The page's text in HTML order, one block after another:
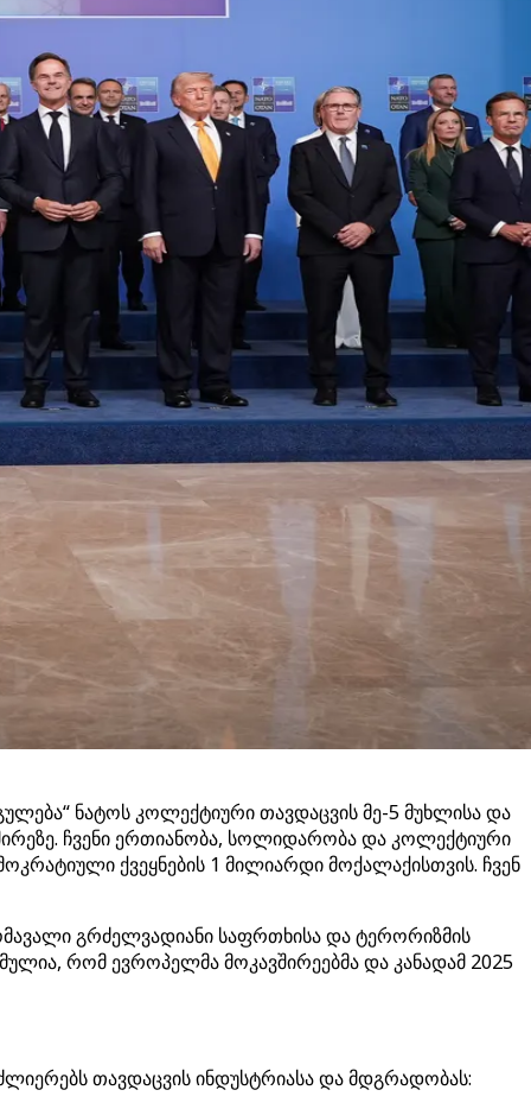
ნატოს კოლექტიური თავდაცვის მე-5 მუხლისა და
ჩვენი ერთიანობა, სოლიდარობა და კოლექტიური
ქვეყნების 1 მილიარდი მოქალაქისთვის. ჩვენ
გრძელვადიანი საფრთხისა და ტერორიზმის
რომ ევროპელმა მოკავშირეებმა და კანადამ 2025
თავდაცვის ინდუსტრიასა და მდგრადობას: